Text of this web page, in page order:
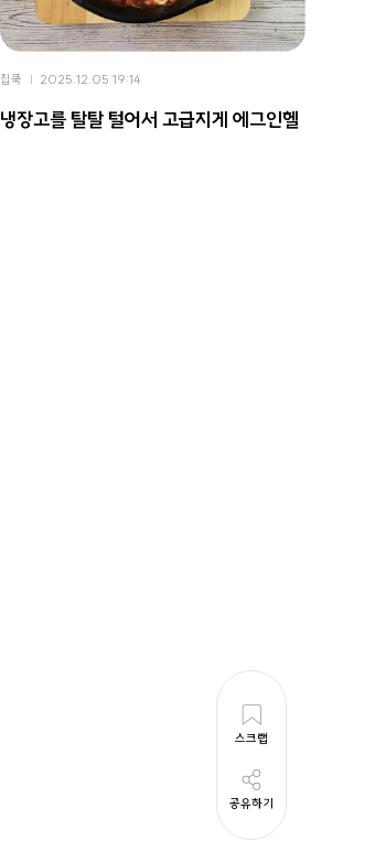
스크랩
공유하기
집쿡 2025.12.05 19:14
냉장고를 탈탈 털어서 고급지게 에그인헬